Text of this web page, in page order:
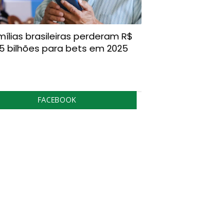
brasileiras perderam R$
bilhões para bets em 2025
FACEBOOK